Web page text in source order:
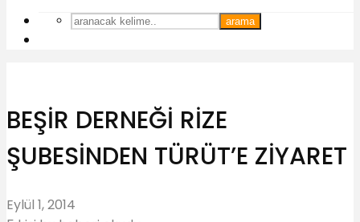
arama
BEŞİR DERNEĞİ RİZE
ŞUBESİNDEN TÜRÜT’E ZİYARET
Eylül 1, 2014